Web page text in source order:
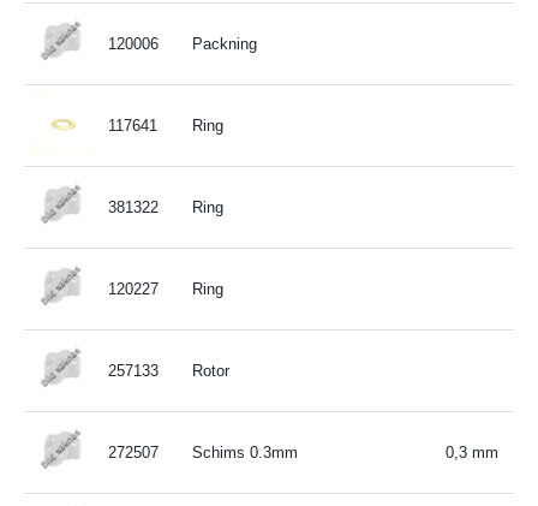
120006 Packning
117641 Ring
381322 Ring
120227 Ring
257133 Rotor
272507 Schims 0.3mm 0,3 mm